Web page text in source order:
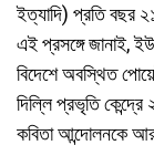
ইত্যাদি) প্রতি বছর ২১
এই প্রসঙ্গে জানাই,
বিদেশে অবস্থিত
দিল্লি প্রভৃতি কেন্দ্রে
কবিতা আন্দোলনকে আরও